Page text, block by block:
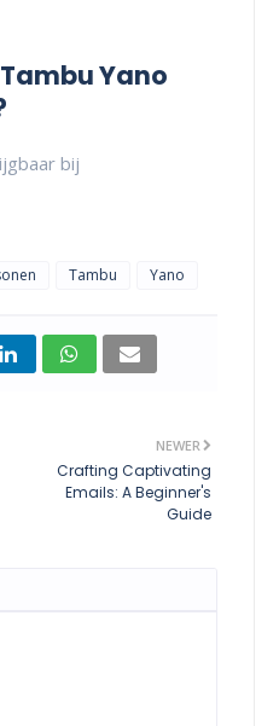
Yano
bij
Tambu Yano
NEWER
Crafting Captivating
Emails: A Beginner's
Guide